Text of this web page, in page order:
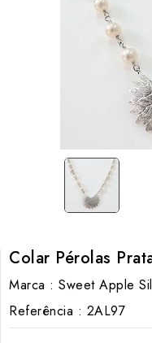
Colar Pérolas
Marca : Sweet Apple
Referência : 2AL97